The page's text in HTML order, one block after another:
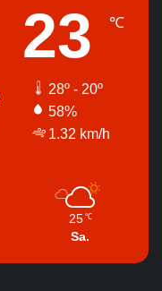
23 ℃
28º - 20º
58%
1.32 km/h
25 ℃
Sa.